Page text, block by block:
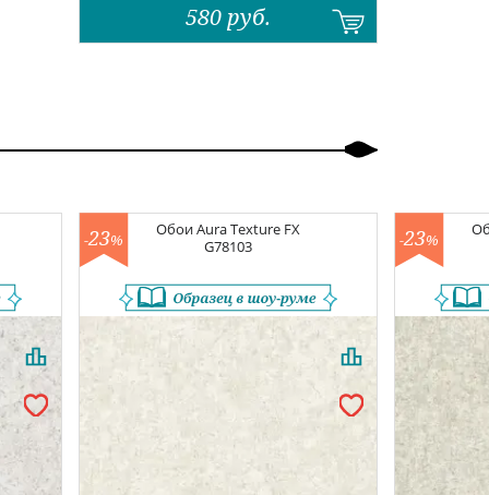
580 руб.
ОбоиAura Texture FX
G78103
-23% -23%